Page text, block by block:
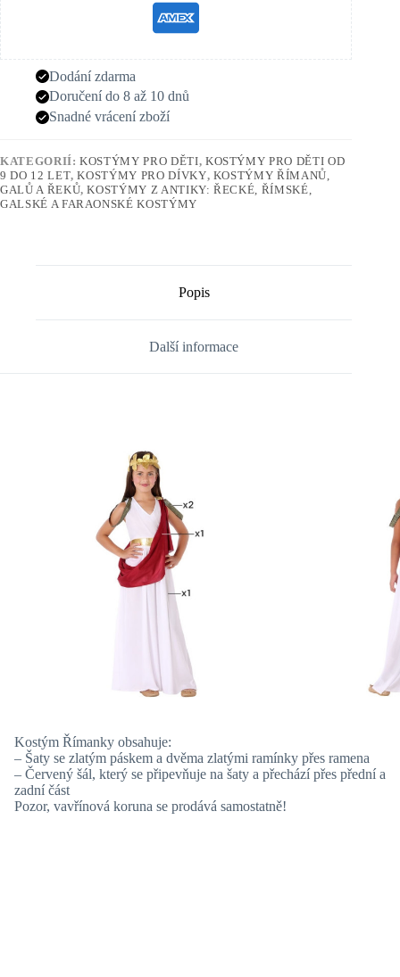
Dodání zdarma
Doručení do 8 až 10 dnů
Snadné vrácení zboží
KATEGORIÍ:KOSTÝMY PRO DĚTI, KOSTÝMY PRO DĚTI OD
9 DO 12 LET,KOSTÝMY PRO DÍVKY, KOSTÝMY ŘÍMANŮ,
GALŮ A ŘEKŮ,KOSTÝMY Z ANTIKY: ŘECKÉ, ŘÍMSKÉ,
GALSKÉ A FARAONSKÉ KOSTÝMY
Popis
Další informace
Kostým Římanky obsahuje:
– Šaty se zlatým páskem a dvěma zlatými ramínky přes ramena
– Červený šál, který se připevňuje na šaty a přechází přes přední a
zadní část
Pozor, vavřínová koruna se prodává samostatně!